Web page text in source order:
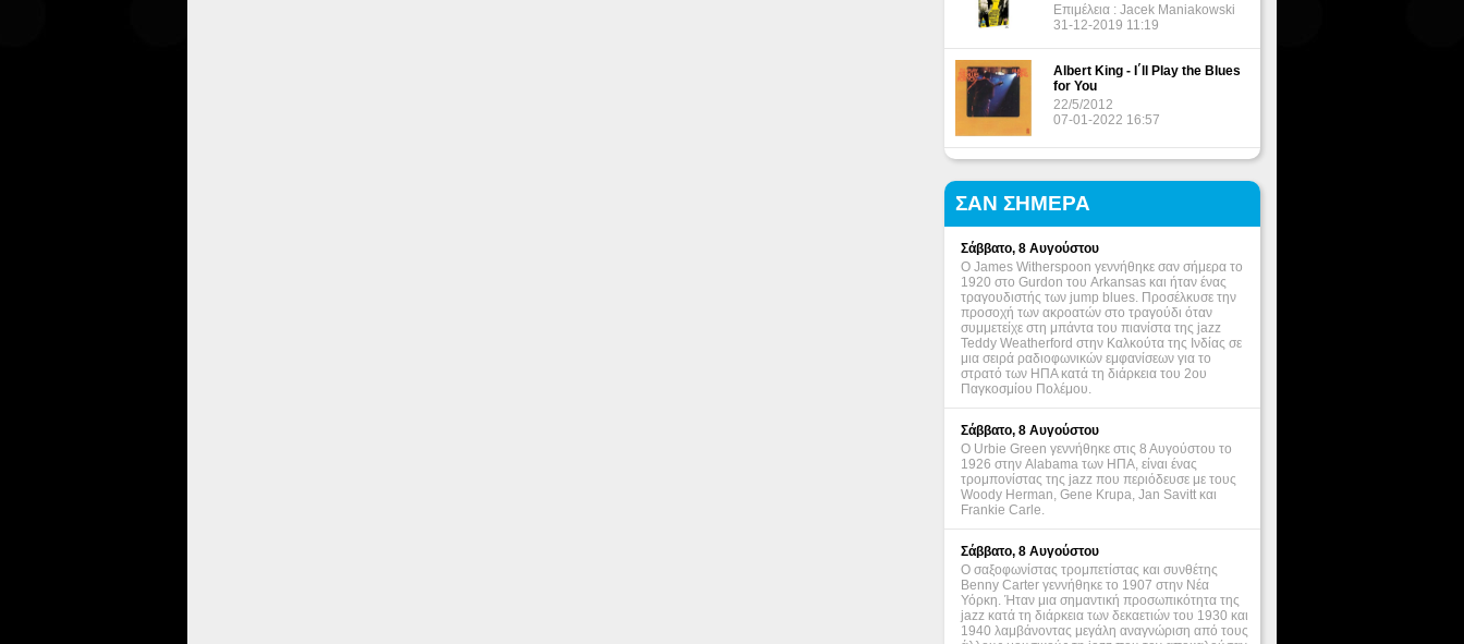
Επιμέλεια : Jacek Maniakowski
31-12-2019 11:19
Albert King - I΄ll Play the Blues
for You
22/5/2012
07-01-2022 16:57
ΣΑΝ ΣΗΜΕΡΑ
Σάββατο, 8 Αυγούστου
Ο James Witherspoon γεννήθηκε σαν σήμερα το
1920 στο Gurdon του Arkansas και ήταν ένας
τραγουδιστής των jump blues. Προσέλκυσε την
προσοχή των ακροατών στο τραγούδι όταν
συμμετείχε στη μπάντα του πιανίστα της jazz
Teddy Weatherford στην Καλκούτα της Ινδίας σε
μια σειρά ραδιοφωνικών εμφανίσεων για το
στρατό των ΗΠΑ κατά τη διάρκεια του 2ου
Παγκοσμίου Πολέμου.
Σάββατο, 8 Αυγούστου
Ο Urbie Green γεννήθηκε στις 8 Αυγούστου το
1926 στην Alabama των ΗΠΑ, είναι ένας
τρομπονίστας της jazz που περιόδευσε με τους
Woody Herman, Gene Krupa, Jan Savitt και
Frankie Carle.
Σάββατο, 8 Αυγούστου
Ο σαξοφωνίστας τρομπετίστας και συνθέτης
Benny Carter γεννήθηκε το 1907 στην Νέα
Υόρκη. Ήταν μια σημαντική προσωπικότητα της
jazz κατά τη διάρκεια των δεκαετιών του 1930 και
1940 λαμβάνοντας μεγάλη αναγνώριση από τους